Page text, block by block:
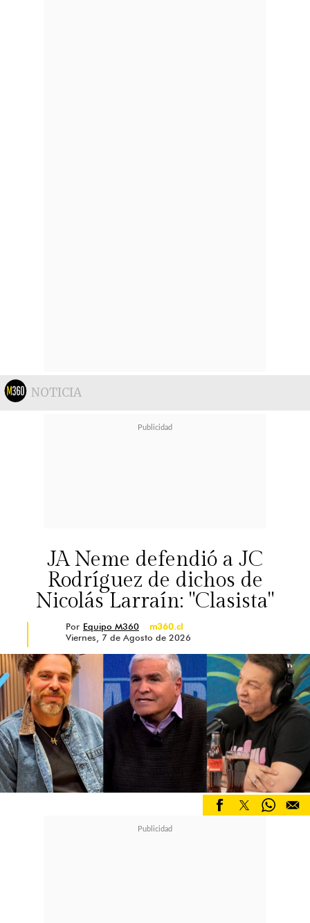
NOTICIA
JA Neme defendió a JC
Rodríguez de dichos de
Nicolás Larraín: "Clasista"
Por Equipo M360
m360.cl
Viernes, 7 de Agosto de 2026